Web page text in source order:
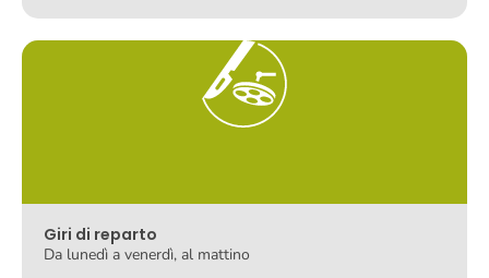
Giri di reparto
Da lunedì a venerdì, al mattino